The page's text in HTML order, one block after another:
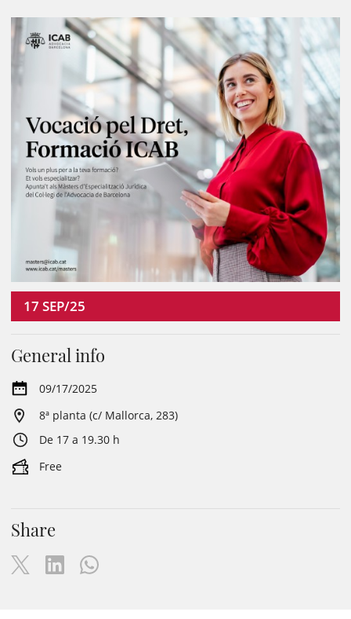
17 SEP/25
General info
09/17/2025
8ª planta (c/ Mallorca, 283)
De 17 a 19.30 h
Free
Share